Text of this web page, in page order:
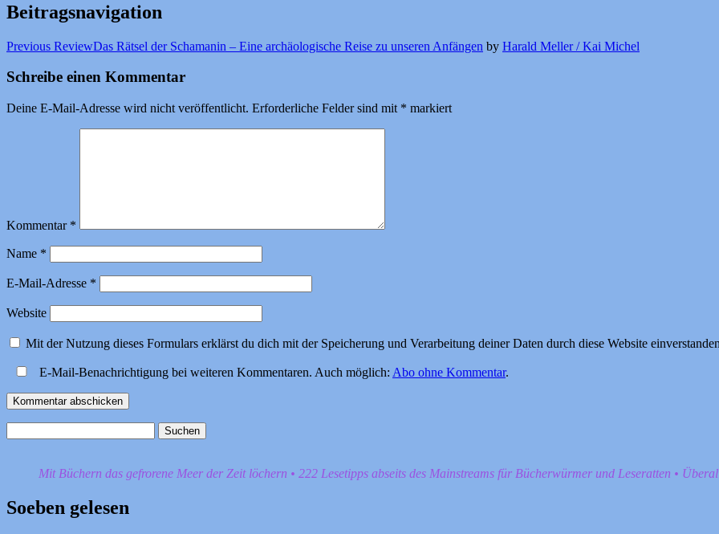
Beitragsnavigation
Previous ReviewDas Rätsel der Schamanin – Eine archäologische Reise zu unseren Anfängen by Harald Meller / Kai Michel
Schreibe einen Kommentar
Deine E-Mail-Adresse wird nicht veröffentlicht. Erforderliche Felder sind mit * markiert
Kommentar *
Name *
E-Mail-Adresse *
Website
Mit der Nutzung dieses Formulars erklärst du dich mit der Speicherung und Verarbeitung deiner Daten durch diese Website
E-Mail-Benachrichtigung bei weiteren Kommentaren. Auch möglich: Abo ohne Kommentar.
nach:
Mit Büchern das gefrorene Meer der Zeit löchern • 222 Lesetipps abseits des Mainstreams für Bücherwürmer und Leseratten •
Soeben gelesen